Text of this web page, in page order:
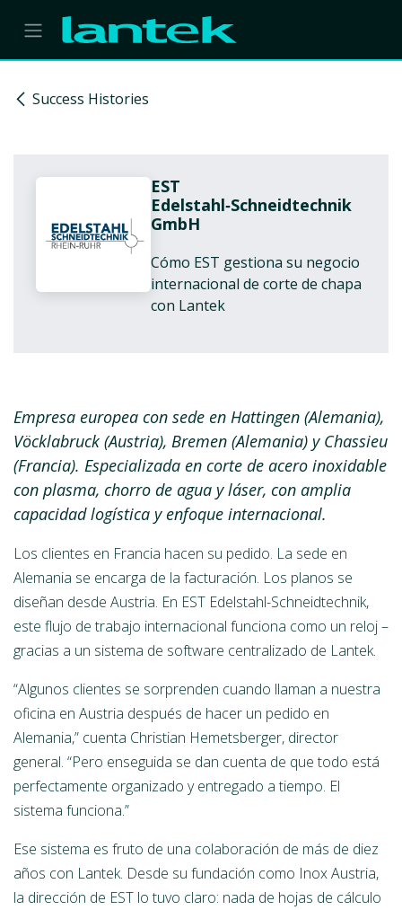
Skip to Content
Success Histories
EST
Edelstahl‑Schneidtechnik
GmbH
Cómo EST gestiona su negocio
internacional de corte de chapa
con Lantek
Empresa europea con sede en Hattingen (Alemania),
Vöcklabruck (Austria), Bremen (Alemania) y Chassieu
(Francia). Especializada en corte de acero inoxidable
con plasma, chorro de agua y láser, con amplia
capacidad logística y enfoque internacional.
Los clientes en Francia hacen su pedido. La sede en
Alemania se encarga de la facturación. Los planos se
diseñan desde Austria. En EST Edelstahl-Schneidtechnik,
este flujo de trabajo internacional funciona como un reloj –
gracias a un sistema de software centralizado de Lantek.
“Algunos clientes se sorprenden cuando llaman a nuestra
oficina en Austria después de hacer un pedido en
Alemania,” cuenta Christian Hemetsberger, director
general. “Pero enseguida se dan cuenta de que todo está
perfectamente organizado y entregado a tiempo. El
sistema funciona.”
Ese sistema es fruto de una colaboración de más de diez
años con Lantek. Desde su fundación como Inox Austria,
la dirección de EST lo tuvo claro: nada de hojas de cálculo